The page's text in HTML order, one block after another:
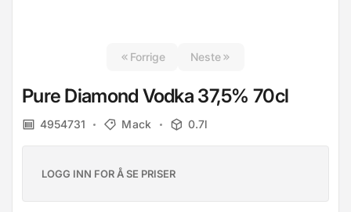
Forrige Neste
Pure Diamond Vodka 37,5% 70cl
4954731 Mack 0.7l
LOGG INN FOR Å SE PRISER